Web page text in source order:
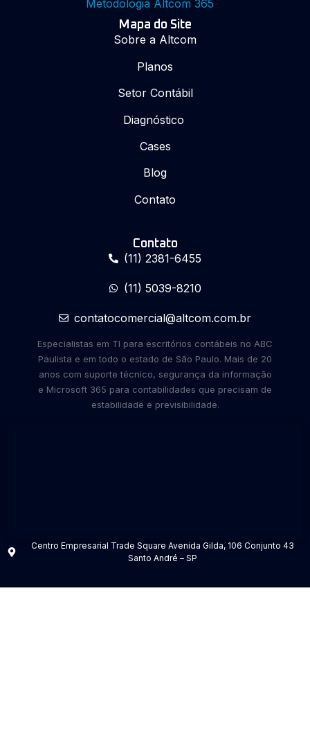
Metodologia Altcom 365
Mapa do Site
Sobre a Altcom
Planos
Setor Contábil
Diagnóstico
Cases
Blog
Contato
Contato
(11) 2381-6455
(11) 5039-8210
contatocomercial@altcom.com.br
Especialistas em TI para escritórios contábeis no ABC
Paulista e em todo o estado de São Paulo. Mais de 20
anos com suporte técnico, segurança da informação
e Microsoft 365 para contabilidades que precisam de
estabilidade e previsibilidade.
Centro Empresarial Trade Square Avenida Gilda, 106 Conjunto 43
Santo André – SP